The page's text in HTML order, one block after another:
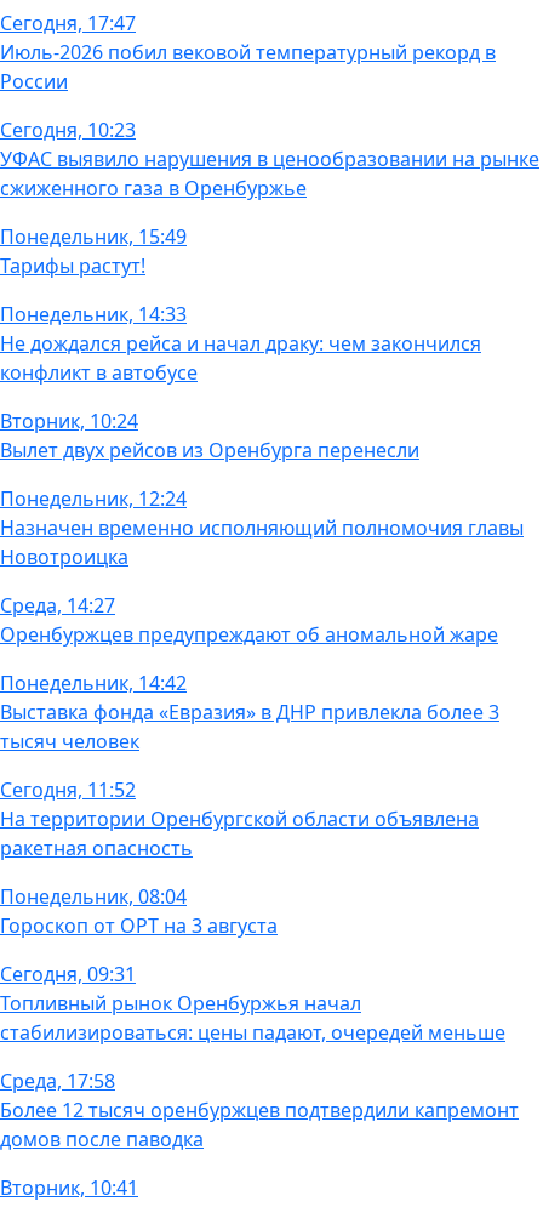
Сегодня, 17:47
Июль-2026 побил вековой температурный рекорд в
России
Сегодня, 10:23
УФАС выявило нарушения в ценообразовании на рынке
сжиженного газа в Оренбуржье
Понедельник, 15:49
Тарифы растут!
Понедельник, 14:33
Не дождался рейса и начал драку: чем закончился
конфликт в автобусе
Вторник, 10:24
Вылет двух рейсов из Оренбурга перенесли
Понедельник, 12:24
Назначен временно исполняющий полномочия главы
Новотроицка
Среда, 14:27
Оренбуржцев предупреждают об аномальной жаре
Понедельник, 14:42
Выставка фонда «Евразия» в ДНР привлекла более 3
тысяч человек
Сегодня, 11:52
На территории Оренбургской области объявлена
ракетная опасность
Понедельник, 08:04
Гороскоп от ОРТ на 3 августа
Сегодня, 09:31
Топливный рынок Оренбуржья начал
стабилизироваться: цены падают, очередей меньше
Среда, 17:58
Более 12 тысяч оренбуржцев подтвердили капремонт
домов после паводка
Вторник, 10:41